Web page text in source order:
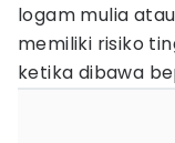
logam mulia
memiliki risiko
ketika dibawa